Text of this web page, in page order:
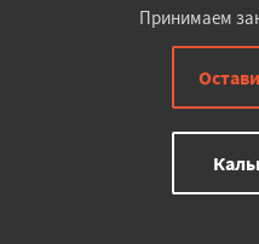
Принимаем